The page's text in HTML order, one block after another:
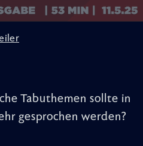
Tabuthemen sollte in
gesprochen werden?